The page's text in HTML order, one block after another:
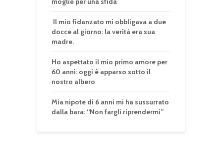
Il mio fidanzato mi obbligava a due
docce al giorno: la verità era sua
madre.
Ho aspettato il mio primo amore per
60 anni: oggi è apparso sotto il
nostro albero
Mia nipote di 6 anni mi ha sussurrato
dalla bara: “Non fargli riprendermi”